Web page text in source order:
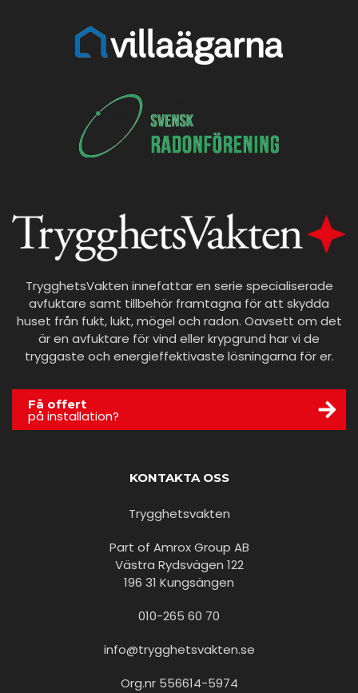
TrygghetsVakten innefattar en serie specialiserade
avfuktare samt tillbehör framtagna för att skydda
huset från fukt, lukt, mögel och radon. Oavsett om det
är en avfuktare för vind eller krypgrund har vi de
tryggaste och energieffektivaste lösningarna för er.
Få offert
på installation?
KONTAKTA OSS
Trygghetsvakten
Part of Amrox Group AB
Västra Rydsvägen 122
196 31 Kungsängen
010-265 60 70
info@trygghetsvakten.se
Org.nr 556614-5974